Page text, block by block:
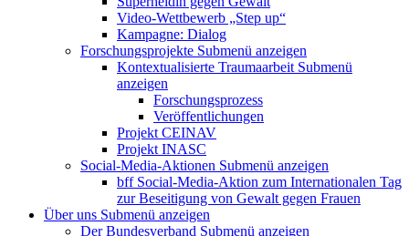
Video-Wettbewerb „Step up“
Kampagne: Dialog
Forschungsprojekte Submenü anzeigen
Kontextualisierte Traumaarbeit Submenü
anzeigen
Forschungsprozess
Veröffentlichungen
Projekt CEINAV
Projekt INASC
Social-Media-Aktionen Submenü anzeigen
bff Social-Media-Aktion zum Internationalen Tag
zur Beseitigung von Gewalt gegen Frauen
Über uns Submenü anzeigen
Der Bundesverband Submenü anzeigen